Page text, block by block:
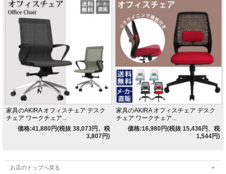
家具のAKIRA オフィスチェア デスク
チェア ワークチェア...
価格:41,880円(税抜 38,073円、税
3,807円)
家具のAKIRA オフィスチェア デスク
チェア ワークチェア...
価格:16,980円(税抜 15,436円、税
1,544円)
お店のトップへ戻る